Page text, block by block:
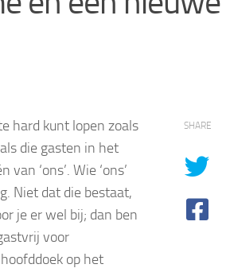
hard kunt lopen zoals
die gasten in het
‘ons’. Wie ‘ons’
Niet dat die bestaat,
je er wel bij; dan ben
voor
op het
SHARE